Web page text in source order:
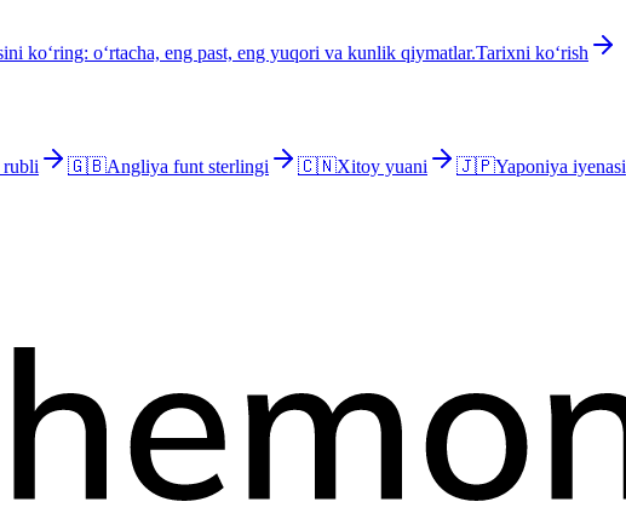
ko‘ring: o‘rtacha, eng past, eng yuqori va kunlik qiymatlar.Tarixni ko‘rish
rubli 🇬🇧Angliya funt sterlingi 🇨🇳Xitoy yuani 🇯🇵Yaponiya iyenasi